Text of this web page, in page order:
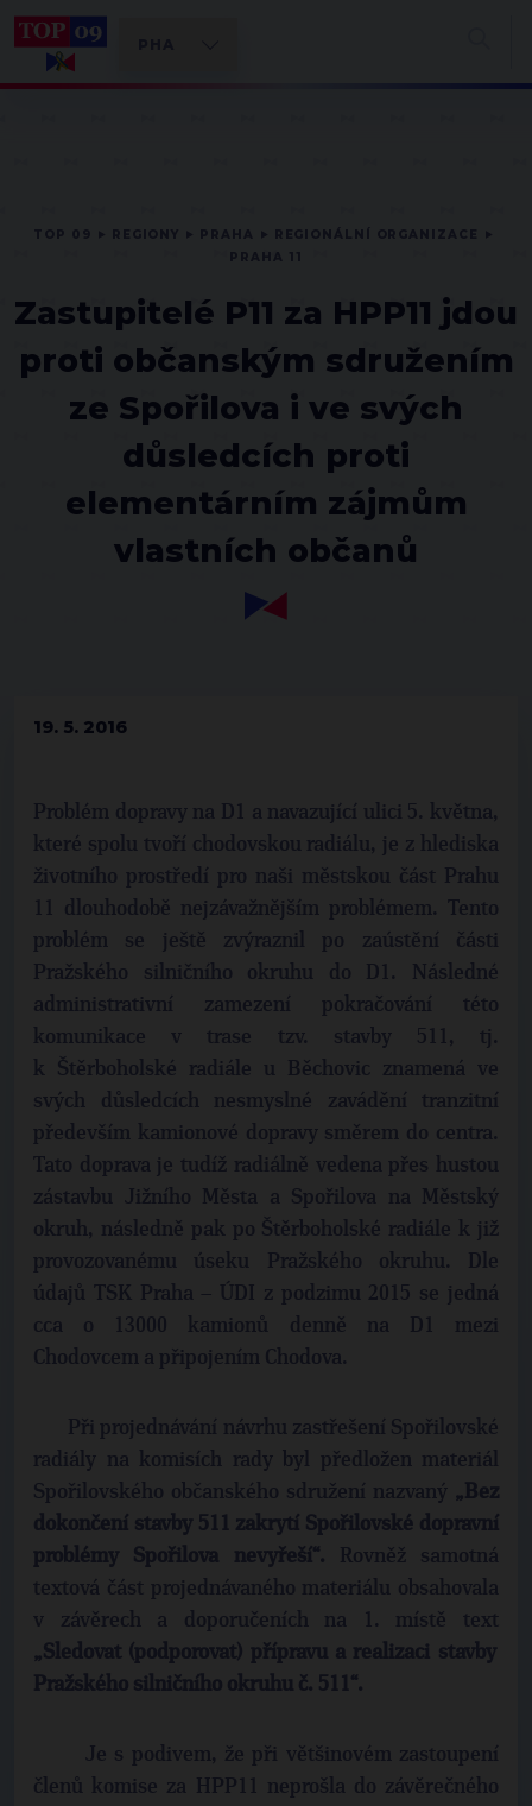
Zastupitelé P11 za HPP11 jdou
proti občanským sdružením
ze Spořilova i ve svých
důsledcích proti
elementárním zájmům
vlastních občanů
19. 5. 2016
Problém dopravy na D1 a navazující ulici 5. května,
které spolu tvoří chodovskou radiálu, je z hlediska
životního prostředí pro naši městskou část Prahu
11 dlouhodobě nejzávažnějším problémem. Tento
problém se ještě zvýraznil po zaústění části
Pražského silničního okruhu do D1. Následné
administrativní zamezení pokračování této
komunikace v trase tzv. stavby 511, tj.
k Štěrboholské radiále u Běchovic znamená ve
svých důsledcích nesmyslné zavádění tranzitní
především kamionové dopravy směrem do centra.
Tato doprava je tudíž radiálně vedena přes hustou
zástavbu Jižního Města a Spořilova na Městský
okruh, následně pak po Štěrboholské radiále k již
provozovanému úseku Pražského okruhu. Dle
údajů TSK Praha – ÚDI z podzimu 2015 se jedná
cca o 13000 kamionů denně na D1 mezi
Chodovcem a připojením Chodova.
Při projednávání návrhu zastřešení Spořilovské
radiály na komisích rady byl předložen materiál
Spořilovského občanského sdružení nazvaný „Bez
dokončení stavby 511 zakrytí Spořilovské dopravní
problémy Spořilova
nevyřeší“. Rovněž samotná
textová část projednávaného materiálu obsahovala
v závěrech a doporučeních na 1. místě text
„Sledovat (podporovat) přípravu a realizaci stavby
Pražského silničního okruhu č. 511“.
Je s podivem, že při většinovém zastoupení
členů komise za HPP11 neprošla do závěrečného